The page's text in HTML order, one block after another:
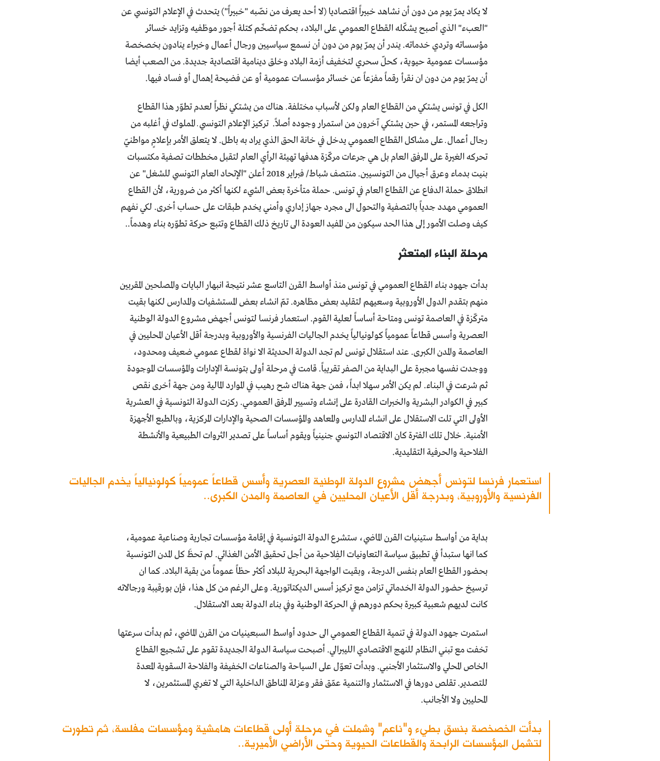
لا يكاد يمرّ يوم من دون أن نشاهد خبيراً اقتصاديا (لا أحد يعرف من نصّبه "خبيراً") يتحدث في الإعلام التونسي عن
"العبء" الذي أصبح يشكّله القطاع العمومي على البلاد، بحكم تضخّم كتلة أجور موظفيه وتزايد خسائر
مؤسساته وتردي خدماته. يندر أن يمرّ يوم من دون أن نسمع سياسيين ورجال أعمال وخبراء ينادون بخصخصة
مؤسسات عمومية حيوية، كحلّ سحري لتخفيف أزمة البلاد وخلق دينامية اقتصادية جديدة. من الصعب أيضا
أن يمرّ يوم من دون ان نقرأ رقماً مفزعاً عن خسائر مؤسسات عمومية أو عن فضيحة إهمال أو فساد فيها.
الكل في تونس يشتكي من القطاع العام ولكن لأسباب مختلفة. هناك من يشتكي نظراً لعدم تطوّر هذا القطاع
وتراجعه المستمر، في حين يشتكي آخرون من استمرار وجوده أصلاً. تركيز الإعلام التونسي ــ المملوك في أغلبه من
رجال أعمال ــ على مشاكل القطاع العمومي يدخل في خانة الحق الذي يراد به باطل. لا يتعلق الأمر بإعلامٍ مواطنيّ
تحركه الغيرة على المرفق العام بل هي جرعات مركّزة هدفها تهيئة الرأي العام لتقبل مخططات تصفية مكتسبات
بنيت بدماء وعرق أجيال من التونسيين. منتصف شباط/ فبراير 2018 أعلن "الإتحاد العام التونسي للشغل" عن
انطلاق حملة الدفاع عن القطاع العام في تونس. حملة متأخرة بعض الشيء لكنها أكثر من ضرورية، لأن القطاع
العمومي مهدد جدياً بالتصفية والتحول الى مجرد جهاز إداري وأمني يخدم طبقات على حساب أخرى. لكي نفهم
كيف وصلت الأمور إلى هذا الحد سيكون من المفيد العودة الى تاريخ ذلك القطاع وتتبع حركة تطوّره بناء وهدماً..
مرحلة البناء المتعثر
بدأت جهود بناء القطاع العمومي في تونس منذ أواسط القرن التاسع عشر نتيجة انبهار البايات والمصلحين المقربين
منهم بتقدم الدول الأوروبية وسعيهم لتقليد بعض مظاهره. تمّ انشاء بعض المستشفيات والمدارس لكنها بقيت
متركّزة في العاصمة تونس ومتاحة أساساً لعلية القوم. استعمار فرنسا لتونس أجهض مشروع الدولة الوطنية
العصرية وأسس قطاعاً عمومياً كولونيالياً يخدم الجاليات الفرنسية والأوروبية وبدرجة أقل الأعيان المحليين في
العاصمة والمدن الكبرى. عند استقلال تونس لم تجد الدولة الحديثة الا نواة لقطاع عمومي ضعيف ومحدود،
ووجدت نفسها مجبرة على البداية من الصفر تقريباً. قامت في مرحلة أولى بتونسة الإدارات والمؤسسات الموجودة
ثم شرعت في البناء. لم يكن الأمر سهلا ابداً، فمن جهة هناك شح رهيب في الموارد المالية ومن جهة أخرى نقص
كبير في الكوادر البشرية والخبرات القادرة على إنشاء وتسيير المرفق العمومي. ركزت الدولة التونسية في العشرية
الأولى التي تلت الاستقلال على انشاء المدارس والمعاهد والمؤسسات الصحية والإدارات المركزية، وبالطبع الأجهزة
الأمنية. خلال تلك الفترة كان الاقتصاد التونسي جنينياً ويقوم أساساً على تصدير الثروات الطبيعية والأنشطة
الفلاحية والحرفية التقليدية.
استعمار فرنسا لتونس أجهض مشروع الدولة الوطنية العصرية وأسس قطاعاً عمومياً كولونيالياً يخدم الجاليات
الفرنسية والأوروبية، وبدرجة أقل الأعيان المحليين في العاصمة والمدن الكبرى..
بداية من أواسط ستينيات القرن الماضي، ستشرع الدولة التونسية في إقامة مؤسسات تجارية وصناعية عمومية،
كما انها ستبدأ في تطبيق سياسة التعاونيات الفِلاحية من أجل تحقيق الأمن الغذائي. لم تحظَ كل المدن التونسية
بحضور القطاع العام بنفس الدرجة، وبقيت الواجهة البحرية للبلاد أكثر حظاً عموماً من بقية البلاد. كما ان
ترسيخ حضور الدولة الخدماتي تزامن مع تركيز أسس الديكتاتورية. وعلى الرغم من كل هذا، فإن بورقيبة ورجالاته
كانت لديهم شعبية كبيرة بحكم دورهم في الحركة الوطنية وفي بناء الدولة بعد الاستقلال.
استمرت جهود الدولة في تنمية القطاع العمومي الى حدود أواسط السبعينيات من القرن الماضي، ثم بدأت سرعتها
تخفت مع تبني النظام للنهج الاقتصادي الليبرالي. أصبحت سياسة الدولة الجديدة تقوم على تشجيع القطاع
الخاص المحلي والاستثمار الأجنبي. وبدأت تعوّل على السياحة والصناعات الخفيفة والفلاحة السقوية المعدة
للتصدير. تقلص دورها في الاستثمار والتنمية عمّق فقر وعزلة المناطق الداخلية التي لا تغري المستثمرين، لا
المحليين ولا الأجانب.
بدأت الخصخصة بنسق بطيء و"ناعم" وشملت في مرحلة أولى قطاعات هامشية ومؤسسات مفلسة، ثم تطورت
لتشمل المؤسسات الرابحة والقطاعات الحيوية وحتى الأراضي الأميرية..